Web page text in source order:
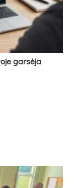
garsėja